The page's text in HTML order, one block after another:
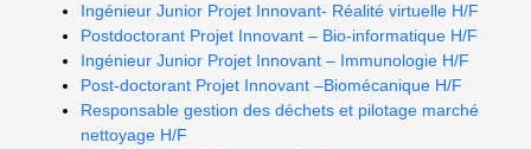
Ingénieur Junior Projet Innovant- Réalité virtuelle H/F
Postdoctorant Projet Innovant – Bio-informatique H/F
Ingénieur Junior Projet Innovant – Immunologie H/F
Post-doctorant Projet Innovant –Biomécanique H/F
Responsable gestion des déchets et pilotage marché
nettoyage H/F